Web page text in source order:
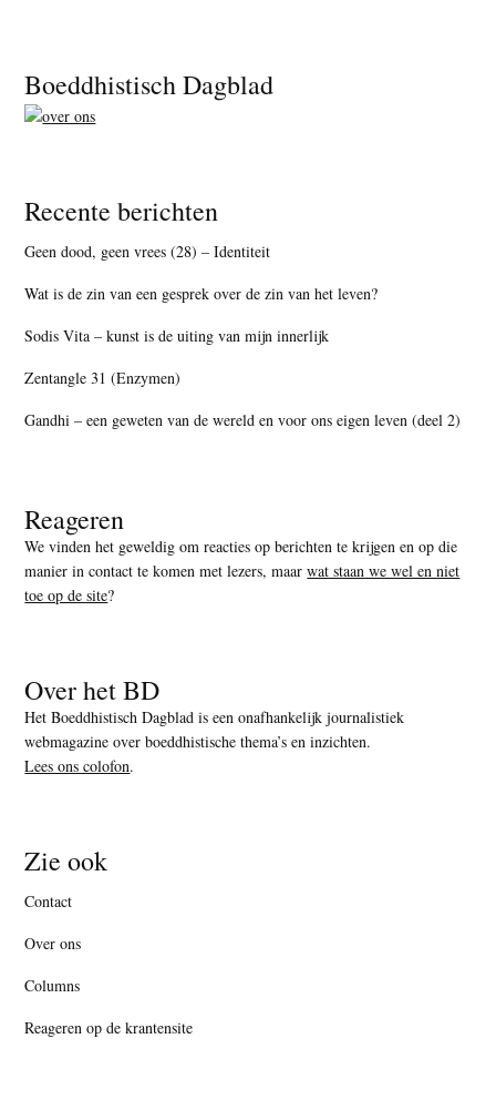
Footer
Boeddhistisch Dagblad
Recente berichten
Geen dood, geen vrees (28) – Identiteit
Wat is de zin van een gesprek over de zin van het leven?
Sodis Vita – kunst is de uiting van mijn innerlijk
Zentangle 31 (Enzymen)
Gandhi – een geweten van de wereld en voor ons eigen leven (deel 2)
Reageren
We vinden het geweldig om reacties op berichten te krijgen en op die
manier in contact te komen met lezers, maarwat staan we wel en niet
toe op de site?
Over het BD
Het Boeddhistisch Dagblad is een onafhankelijk journalistiek
webmagazine over boeddhistische thema’s en inzichten.
Lees ons colofon.
Zie ook
Contact
Over ons
Columns
Reageren op de krantensite